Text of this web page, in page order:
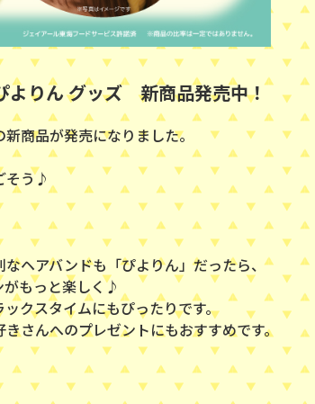
よりん グッズ 新商品発売中！
商品が発売になりました。
そう♪
ヘアバンドも「ぴよりん」だったら、
がもっと楽しく♪
クスタイムにもぴったりです。
さんへのプレゼントにもおすすめです。